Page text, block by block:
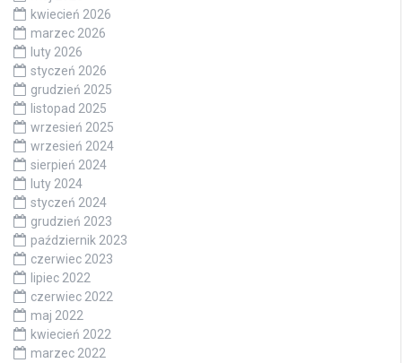
kwiecień 2026
marzec 2026
luty 2026
styczeń 2026
grudzień 2025
listopad 2025
wrzesień 2025
wrzesień 2024
sierpień 2024
luty 2024
styczeń 2024
grudzień 2023
październik 2023
czerwiec 2023
lipiec 2022
czerwiec 2022
maj 2022
kwiecień 2022
marzec 2022